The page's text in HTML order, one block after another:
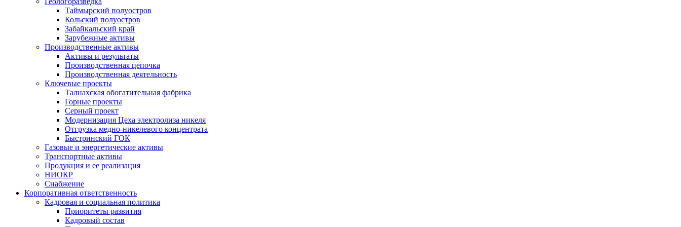
Таймырский полуостров
Кольский полуостров
Забайкальский край
Зарубежные активы
Производственные активы
Активы и результаты
Производственная цепочка
Производственная деятельность
Ключевые проекты
Талнахская обогатительная фабрика
Горные проекты
Серный проект
Модернизация Цеха электролиза никеля
Отгрузка медно-никелевого концентрата
Быстринский ГОК
Газовые и энергетические активы
Транспортные активы
Продукция и ее реализация
НИОКР
Снабжение
Корпоративная ответственность
Кадровая и социальная политика
Приоритеты развития
Кадровый состав